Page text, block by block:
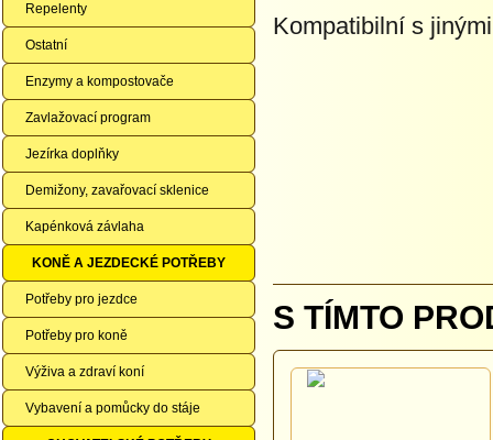
Repelenty
Ostatní
Enzymy a kompostovače
Zavlažovací program
Jezírka doplňky
Demižony, zavařovací sklenice
Kapénková závlaha
KONĚ A JEZDECKÉ POTŘEBY
Potřeby pro jezdce
Potřeby pro koně
Výživa a zdraví koní
Vybavení a pomůcky do stáje
Kompatibilní s
S TÍMTO